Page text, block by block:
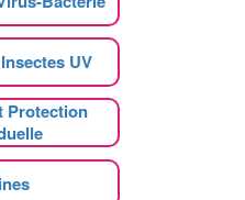
UV
Protection